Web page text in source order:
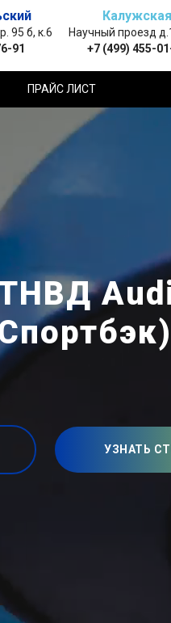
95 б, к.6
91
Калужская
Научный проезд
+7 (499) 455-
ПРАЙС ЛИСТ
УЗНАТЬ